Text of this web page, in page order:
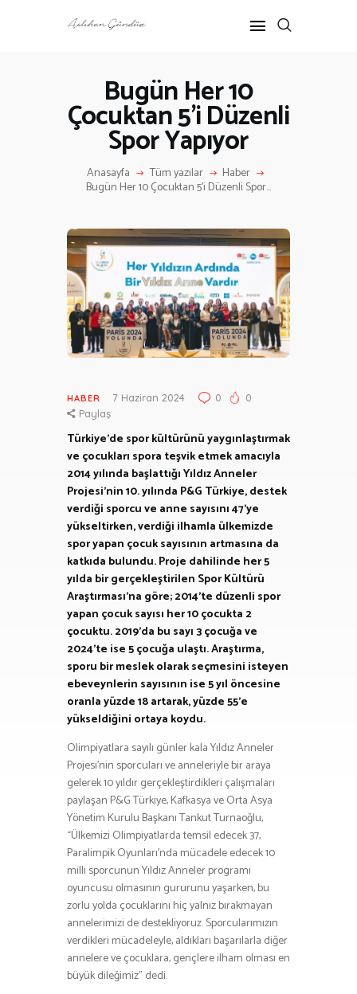
Bugün Her 10
Çocuktan 5’i Düzenli
Spor Yapıyor
Anasayfa Tüm yazılar Haber
Bugün Her 10 Çocuktan 5’i Düzenli Spor...
ANASAYFA
RÖPORTAJ
ANNE-ÇOCUK
KÜLTÜR SANAT
İLETIŞIM
HABER 7 Haziran 2024 0
0
Paylaş
Türkiye’de spor kültürünü yaygınlaştırmak
ve çocukları spora teşvik etmek amacıyla
2014 yılında başlattığı Yıldız Anneler
Projesi’nin 10. yılında P&G Türkiye, destek
verdiği sporcu ve anne sayısını 47’ye
yükseltirken, verdiği ilhamla ülkemizde
spor yapan çocuk sayısının artmasına da
katkıda bulundu. Proje dahilinde her 5
yılda bir gerçekleştirilen Spor Kültürü
Araştırması’na göre; 2014’te düzenli spor
yapan çocuk sayısı her 10 çocukta 2
çocuktu. 2019’da bu sayı 3 çocuğa ve
2024’te ise 5 çocuğa ulaştı. Araştırma,
sporu bir meslek olarak seçmesini isteyen
ebeveynlerin sayısının ise 5 yıl öncesine
oranla yüzde 18 artarak, yüzde 55’e
yükseldiğini ortaya koydu.
Olimpiyatlara sayılı günler kala Yıldız Anneler
Projesi’nin sporcuları ve anneleriyle bir araya
gelerek 10 yıldır gerçekleştirdikleri çalışmaları
paylaşan P&G Türkiye, Kafkasya ve Orta Asya
Yönetim Kurulu Başkanı Tankut Turnaoğlu,
“Ülkemizi Olimpiyatlarda temsil edecek 37,
Paralimpik Oyunları’nda mücadele edecek 10
milli sporcunun Yıldız Anneler programı
oyuncusu olmasının gururunu yaşarken, bu
zorlu yolda çocuklarını hiç yalnız bırakmayan
annelerimizi de destekliyoruz. Sporcularımızın
verdikleri mücadeleyle, aldıkları başarılarla diğer
annelere ve çocuklara, gençlere ilham olması en
büyük dileğimiz” dedi.